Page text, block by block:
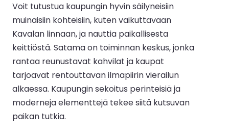
Voit tutustua kaupungin hyvin säilyneisiin
muinaisiin kohteisiin, kuten vaikuttavaan
Kavalan linnaan, ja nauttia paikallisesta
keittiöstä. Satama on toiminnan keskus, jonka
rantaa reunustavat kahvilat ja kaupat
tarjoavat rentouttavan ilmapiirin vierailun
alkaessa. Kaupungin sekoitus perinteisiä ja
moderneja elementtejä tekee siitä kutsuvan
paikan tutkia.